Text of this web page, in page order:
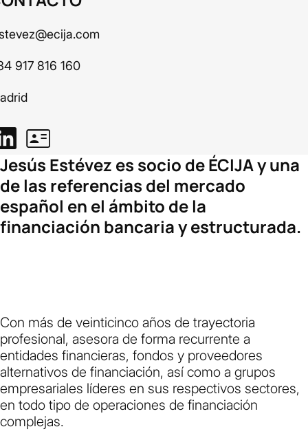
917 816 160
Jesús Estévez es socio de ÉCIJA y una
de las referencias del mercado
español en el ámbito de la
financiación bancaria y estructurada.
Con más de veinticinco años de trayectoria
profesional, asesora de forma recurrente a
entidades financieras, fondos y proveedores
alternativos de financiación, así como a grupos
empresariales líderes en sus respectivos sectores,
en todo tipo de operaciones de financiación
complejas.